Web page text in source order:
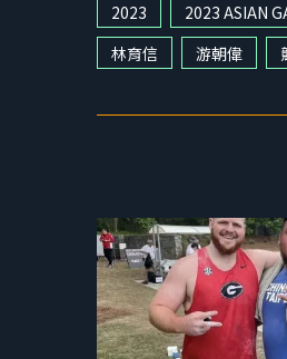
2023 2023 ASIAN
林育信
游朝偉